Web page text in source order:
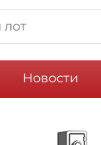
Новости